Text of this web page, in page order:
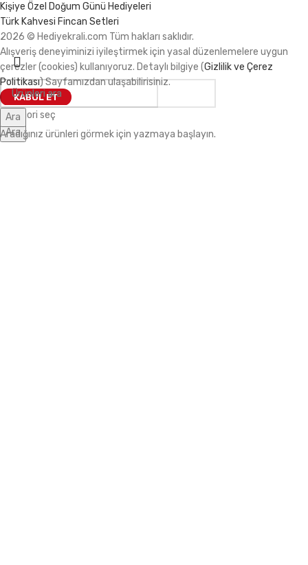
Kişiye Özel Doğum Günü Hediyeleri
Türk Kahvesi Fincan Setleri
2026 © Hediyekrali.com Tüm hakları saklıdır.
Kategori seç
Ara
Ara
Aradığınız ürünleri görmek için yazmaya başlayın.
Alışveriş deneyiminizi iyileştirmek için yasal düzenlemelere uygun
çerezler (cookies) kullanıyoruz. Detaylı bilgiye (Gizlilik ve Çerez
Politikası) Sayfamızdan ulaşabilirisiniz.
KABUL ET